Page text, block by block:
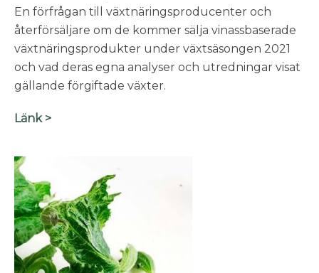
En förfrågan till växtnäringsproducenter och
återförsäljare om de kommer sälja vinassbaserade
växtnäringsprodukter under växtsäsongen 2021
och vad deras egna analyser och utredningar visat
gällande förgiftade växter.
Länk >